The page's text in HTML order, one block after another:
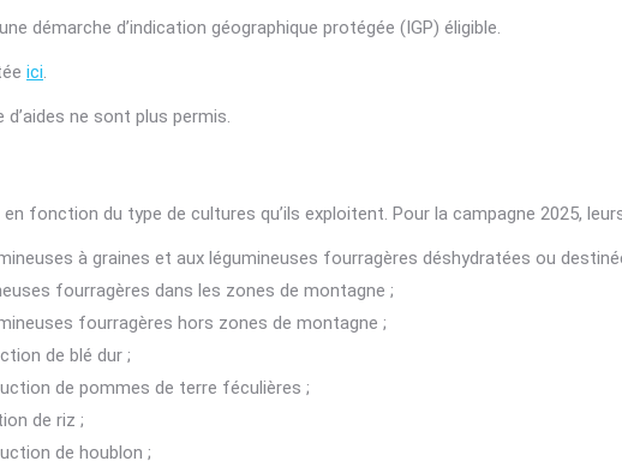
démarche d’indication géographique protégée (IGP) éligible.
ici.
ne sont plus permis.
fonction du type de cultures qu’ils exploitent. Pour la campagne 2025,
à graines et aux légumineuses fourragères déshydratées ou
fourragères dans les zones de montagne ;
fourragères hors zones de montagne ;
de blé dur ;
de pommes de terre féculières ;
de riz ;
de houblon ;